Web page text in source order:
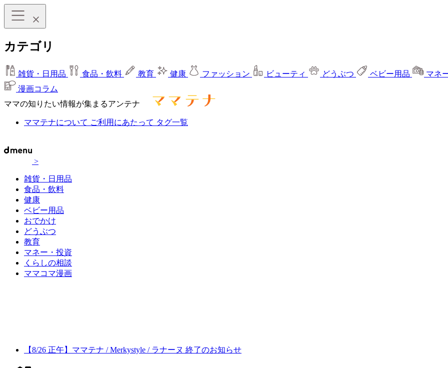
カテゴリ
雑貨・日用品 食品・飲料 教育 健康 ファッション ビューティ どうぶつ ベビー用品
マネ
漫画コラム
ママの知りたい情報が集まるアンテナ
ママテナについて ご利用にあたって タグ一覧
>
雑貨・日用品
食品・飲料
健康
ベビー用品
おでかけ
どうぶつ
教育
マネー・投資
くらしの相談
ママコマ漫画
【8/26 正午】ママテナ / Merkystyle / ラナーヌ 終了のお知らせ